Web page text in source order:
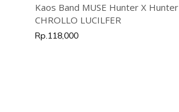
Kaos Band MUSE Hunter X Hunter
CHROLLO LUCILFER
Rp.118,000